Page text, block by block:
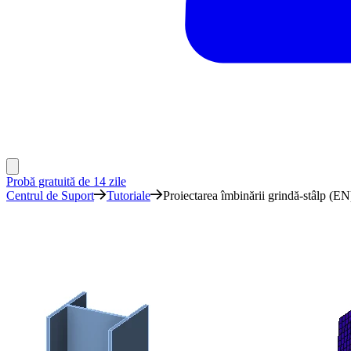
Probă gratuită de 14 zile
Centrul de Suport
Tutoriale Proiectarea îmbinării grindă-stâlp